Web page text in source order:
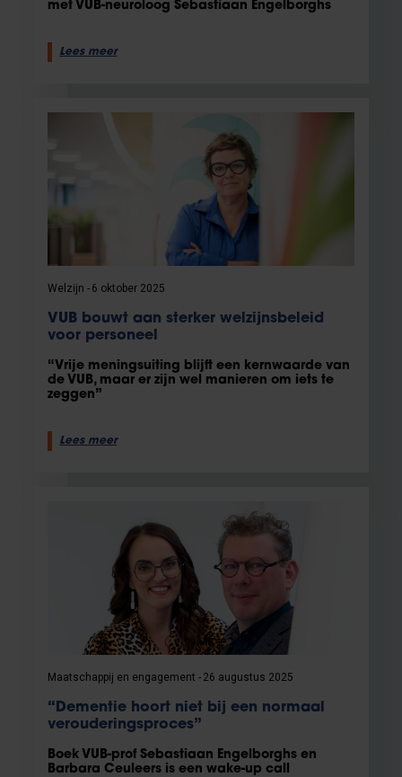
met VUB-neuroloog Sebastiaan Engelborghs
Lees meer
Welzijn 6 oktober 2025
VUB bouwt aan sterker welzijnsbeleid
voor personeel
“Vrije meningsuiting blijft een kernwaarde van
de VUB, maar er zijn wel manieren om iets te
zeggen”
Lees meer
Maatschappij en engagement 26 augustus 2025
“Dementie hoort niet bij een normaal
verouderingsproces”
Boek VUB-prof Sebastiaan Engelborghs en
Barbara Ceuleers is een wake-up call